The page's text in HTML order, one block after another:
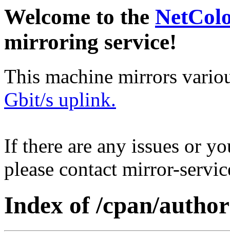
Welcome to the
mirroring service!
This machine mirrors
Gbit/s uplink.
If there are any issues or
please contact mirror-
Index of /cpan/